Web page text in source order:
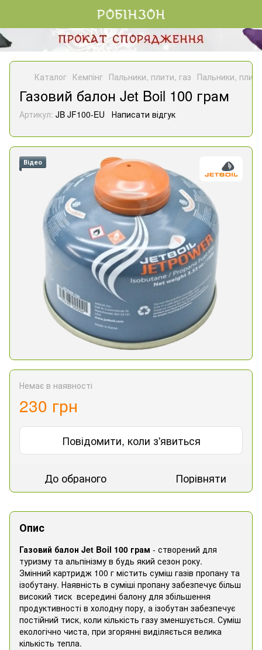
Каталог Кемпінг Пальники, плити, газ Пальники,
Газовий балон Jet Boil 100 грам
Артикул: JB JF100-EU Написати відгук
Відео
Немає в наявності
230 грн
Повідомити, коли з'явиться
До обраного Порівняти
Опис
Газовий балон Jet Boil 100 грам - створений для
туризму та альпінізму в будь який сезон року.
Змінний картридж 100 г містить суміш газів пропану та
ізобутану. Наявність в суміші пропану забезпечує більш
високий тиск всередині балону для збільшення
продуктивності в холодну пору, а ізобутан забезпечує
постійний тиск, коли кількість газу зменшується. Суміш
екологічно чиста, при згорянні виділяється велика
кількість тепла.